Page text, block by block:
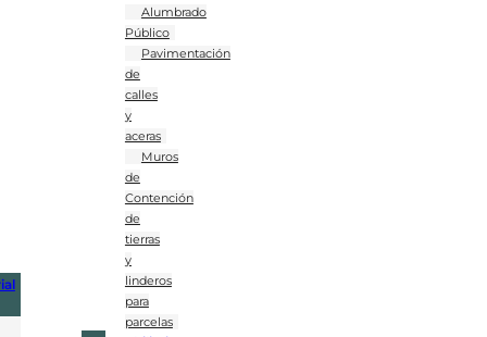
Alumbrado
Público
Pavimentación
de
calles
y
aceras
Muros
de
Contención
de
tierras
y
linderos
para
parcelas